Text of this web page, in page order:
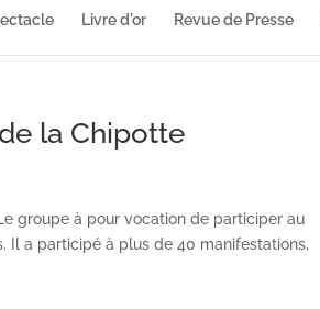
Livre d'or Revue de Presse
la Chipotte
groupe à pour vocation de participer au
Il a participé à plus de 40 manifestations,